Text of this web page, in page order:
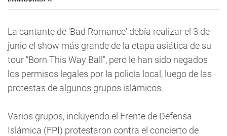
La cantante de 'Bad Romance' debía realizar el 3 de
junio el show más grande de la etapa asiática de su
tour "Born This Way Ball", pero le han sido negados
los permisos legales por la policía local, luego de las
protestas de algunos grupos islámicos.
Varios grupos, incluyendo el Frente de Defensa
Islámica (FPI) protestaron contra el concierto de